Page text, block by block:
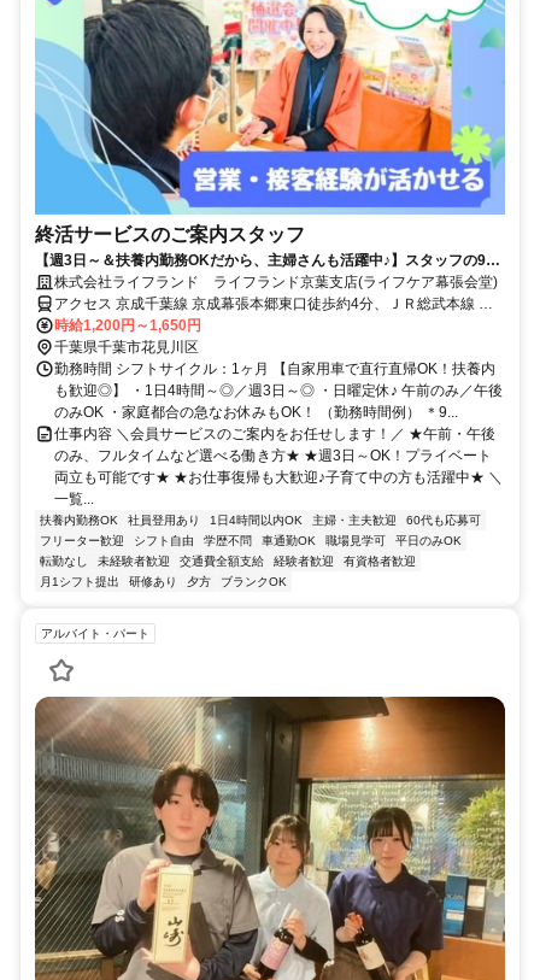
終活サービスのご案内スタッフ
【週3日～＆扶養内勤務OKだから、主婦さんも活躍中♪】スタッフの9割
が女性/子育てが落ち着いた方・社会復帰の方も大歓迎です◎/柔軟なシフ
ト体制・しっかりとしたサポート体制充実で働きやすさもバツグン/フル
タイム希望も大歓迎/マイカーでの直行直帰OK/営業・テレアポ・販売経
験者は即戦力/正社員登用実績もあり◎
株式会社ライフランド ライフランド京葉支店(ライフケア幕張会堂)
アクセス 京成千葉線 京成幕張本郷東口徒歩約4分、ＪＲ総武本線 幕
張本郷東口徒歩約4分
時給1,200円～1,650円
千葉県千葉市花見川区
勤務時間 シフトサイクル：1ヶ月 【自家用車で直行直帰OK！扶養内
も歓迎◎】 ・1日4時間～◎／週3日～◎ ・日曜定休♪ 午前のみ／午後
のみOK ・家庭都合の急なお休みもOK！ （勤務時間例） ＊9...
仕事内容 ＼会員サービスのご案内をお任せします！／ ★午前・午後
のみ、フルタイムなど選べる働き方★ ★週3日～OK！プライベート
両立も可能です★ ★お仕事復帰も大歓迎♪子育て中の方も活躍中★ ＼
一覧...
扶養内勤務OK 社員登用あり 1日4時間以内OK 主婦・主夫歓迎
60代も応募可
フリーター歓迎
シフト自由 学歴不問 車通勤OK 職場見学可
平日のみOK
転勤なし
未経験者歓迎 交通費全額支給 経験者歓迎
有資格者歓迎
月1シフト提出
研修あり 夕方 ブランクOK
アルバイト・パート